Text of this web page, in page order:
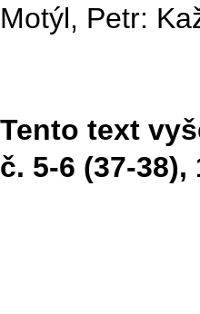
Motýl, Petr:
Tento text
č. 5-6 (37-38),